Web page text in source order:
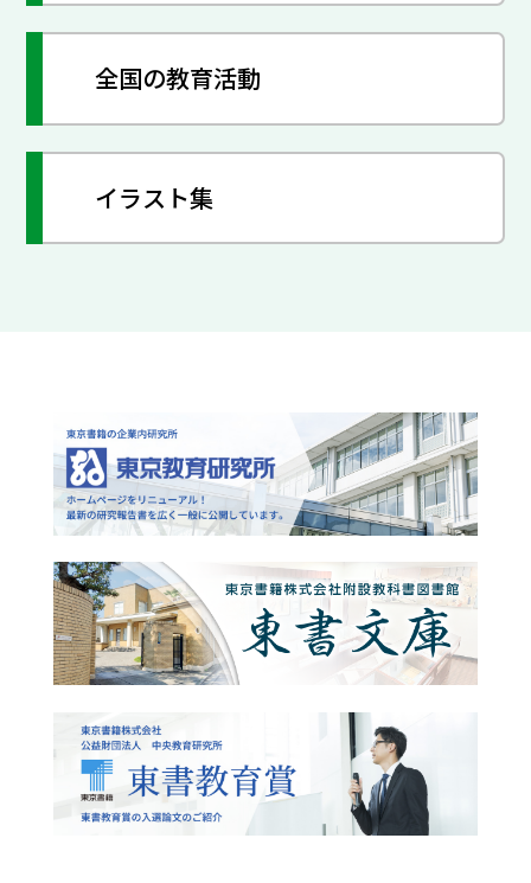
全国の教育活動
イラスト集